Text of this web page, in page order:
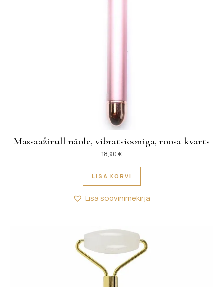
Massaažirull näole, vibratsiooniga, roosa kvarts
18,90 €
LISA KORVI
Lisa soovinimekirja